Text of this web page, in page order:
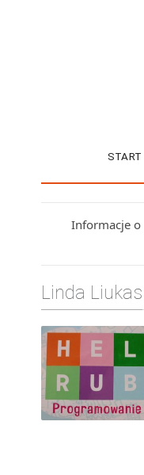
START
Informacje o
Linda Liukas